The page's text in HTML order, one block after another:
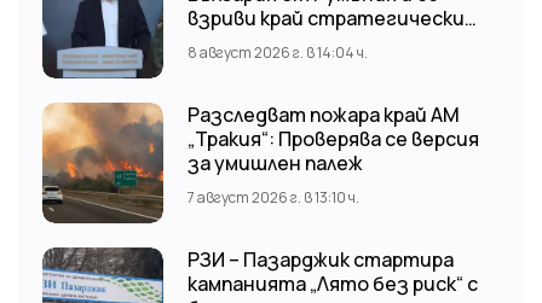
взриви край стратегически
обект
8 август 2026 г. в 14:04 ч.
Разследват пожара край АМ
„Тракия“: Проверява се версия
за умишлен палеж
7 август 2026 г. в 13:10 ч.
РЗИ – Пазарджик стартира
кампанията „Лято без риск“ с